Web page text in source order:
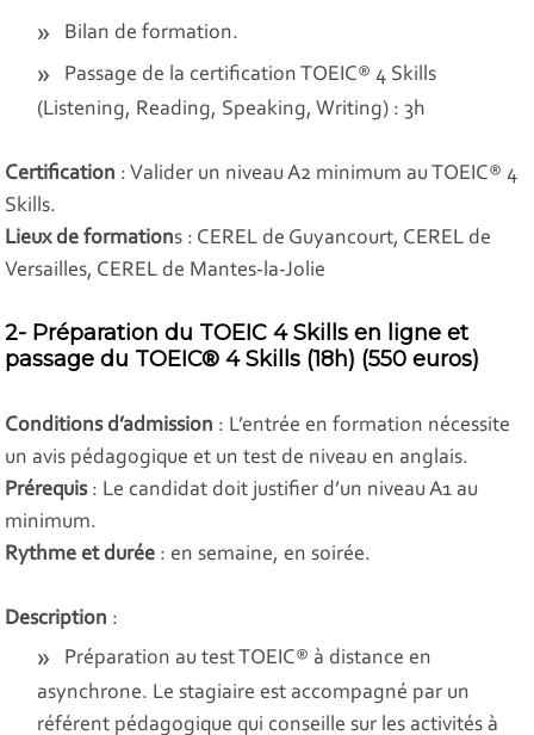
Bilan de formation.
Passage de la certification TOEIC® 4 Skills
(Listening, Reading, Speaking, Writing) : 3h
Certification : Valider un niveau A2 minimum au TOEIC® 4
Skills.
Lieux de formations : CEREL de Guyancourt, CEREL de
Versailles, CEREL de Mantes-la-Jolie
2- Préparation du TOEIC 4 Skills en ligne et
passage du TOEIC® 4 Skills (18h) (550 euros)
Conditions d’admission : L’entrée en formation nécessite
un avis pédagogique et un test de niveau en anglais.
Prérequis: Le candidat doit justifier d’un niveau A1 au
minimum.
Rythme et durée : en semaine, en soirée.
Description :
Préparation au test TOEIC® à distance en
asynchrone. Le stagiaire est accompagné par un
référent pédagogique qui conseille sur les activités à